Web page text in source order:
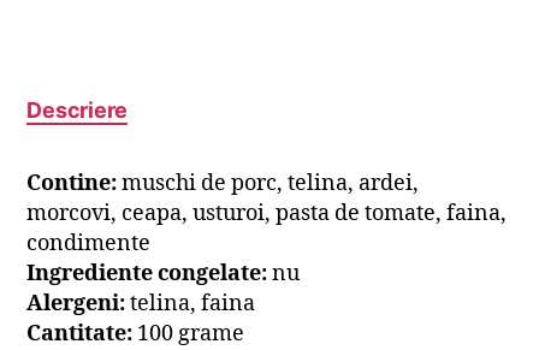
Descriere
Contine:muschi de porc, telina, ardei,
morcovi, ceapa, usturoi, pasta de tomate, faina,
condimente
Ingrediente congelate:nu
Alergeni:telina, faina
Cantitate: 100 grame